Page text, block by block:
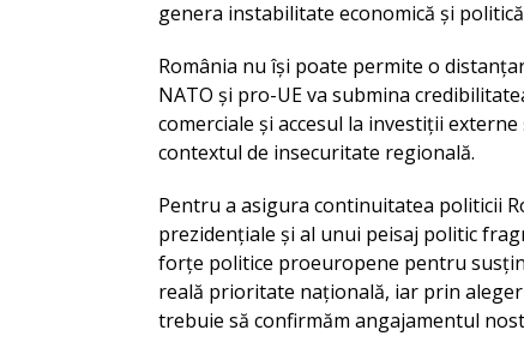
genera instabilitate economică și
România nu își poate permite o
NATO și pro-UE va submina
comerciale și accesul la investiții
contextul de insecuritate regională.
Pentru a asigura continuitatea politicii
prezidențiale și al unui peisaj politic
forțe politice proeuropene pentru
reală prioritate națională, iar prin
trebuie să confirmăm angajamentul